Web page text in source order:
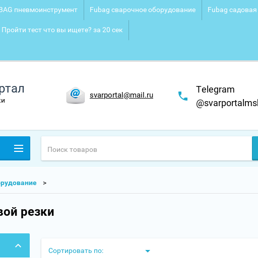
пневмоинструмент Fubag сварочное оборудование Fubag садовая
Пройти тест что вы ищете? за 20 сек
svarportal@mail.ru
Telegram
резки
Сортировать по: